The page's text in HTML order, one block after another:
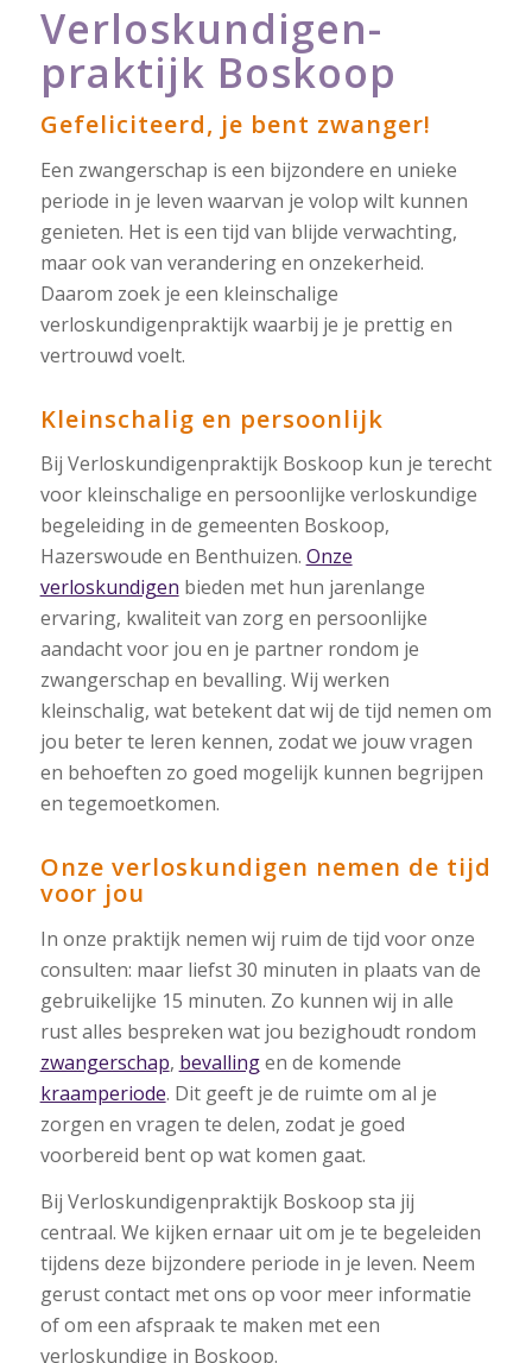
Verloskundigen­
praktijk Boskoop
Gefeliciteerd, je bent zwanger!
Een zwangerschap is een bijzondere en unieke
periode in je leven waarvan je volop wilt kunnen
genieten. Het is een tijd van blijde verwachting,
maar ook van verandering en onzekerheid.
Daarom zoek je een kleinschalige
verloskundigenpraktijk waarbij je je prettig en
vertrouwd voelt.
Kleinschalig en persoonlijk
Bij Verloskundigenpraktijk Boskoop kun je terecht
voor kleinschalige en persoonlijke verloskundige
begeleiding in de gemeenten Boskoop,
Hazerswoude en Benthuizen. Onze
verloskundigen bieden met hun jarenlange
ervaring, kwaliteit van zorg en persoonlijke
aandacht voor jou en je partner rondom je
zwangerschap en bevalling. Wij werken
kleinschalig, wat betekent dat wij de tijd nemen om
jou beter te leren kennen, zodat we jouw vragen
en behoeften zo goed mogelijk kunnen begrijpen
en tegemoetkomen.
Onze verloskundigen nemen de tijd
voor jou
In onze praktijk nemen wij ruim de tijd voor onze
consulten: maar liefst 30 minuten in plaats van de
gebruikelijke 15 minuten. Zo kunnen wij in alle
rust alles bespreken wat jou bezighoudt rondom
zwangerschap, bevallingen de komende
kraamperiode. Dit geeft je de ruimte om al je
zorgen en vragen te delen, zodat je goed
voorbereid bent op wat komen gaat.
Bij Verloskundigenpraktijk Boskoop sta jij
centraal. We kijken ernaar uit om je te begeleiden
tijdens deze bijzondere periode in je leven. Neem
gerust contact met ons op voor meer informatie
of om een afspraak te maken met een
verloskundige in Boskoop.